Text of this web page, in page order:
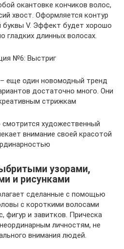
окантовке кончиков волос,
хвост. Оформляется контур
буквы V. Эффект будет хорошо
гладких длинных волосах.
№6: Выстриг
еще один новомодный тренд
достаточно много. Они
стрижкам
художественный
внимание своей красотой
узорами,
и рисунками
сделанные с помощью
с короткими волосами
фигур и завитков. Прическа
личностям, не
внимания людей.